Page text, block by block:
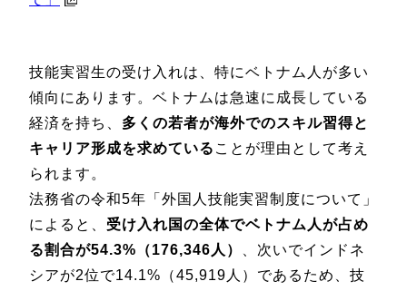
技能実習生の受け入れは、特にベトナム人が多い
傾向にあります。ベトナムは急速に成長している
経済を持ち、 多くの若者が海外でのスキル習得と
キャリア形成を求めている ことが理由として考え
られます。
法務省の令和5年「外国人技能実習制度について」
によると、 受け入れ国の全体でベトナム人が占め
る割合が54.3%（176,346人）
、次いでインドネ
シアが2位で14.1%（45,919人）であるため、技